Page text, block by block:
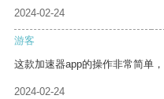
2024-02-24
游客
这款加速器app的操作非常简单
2024-02-24